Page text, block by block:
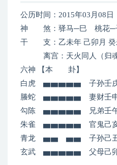
公历时间：2015年03月08
神 煞：驿马─巳 桃花─
干 支：乙未年 己卯月
离宫：天火同人（归
六神 【本 卦
白虎 ▅▅▅▅▅ 子孙
螣蛇 ▅▅▅▅▅ 妻
勾陈 ▅▅▅▅▅ 兄弟
朱雀 ▅▅▅▅▅ 官鬼
青龙 ▅▅ ▅▅ 子
玄武 ▅▅▅▅▅ 父母